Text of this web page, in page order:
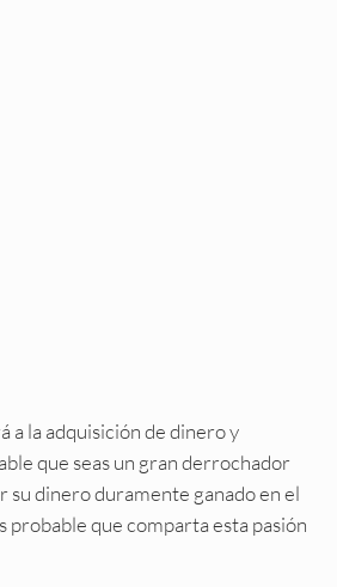
a la adquisición de dinero y
que seas un gran derrochador
su dinero duramente ganado en el
probable que comparta esta pasión